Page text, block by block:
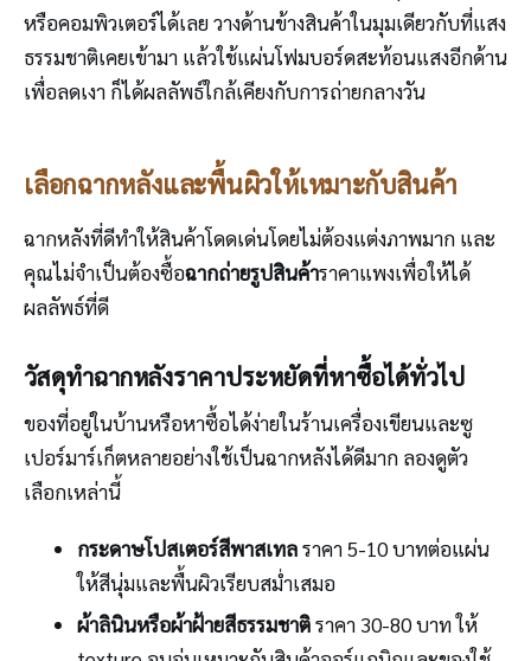
หรือคอมพิวเตอร์ได้เลย วางด้านข้างสินค้าในมุมเดียวกับที่แสง
ธรรมชาติเคยเข้ามา แล้วใช้แผ่นโฟมบอร์ดสะท้อนแสงอีกด้าน
เพื่อลดเงา ก็ได้ผลลัพธ์ใกล้เคียงกับการถ่ายกลางวัน
เลือกฉากหลังและพื้นผิวให้เหมาะกับสินค้า
ฉากหลังที่ดีทำให้สินค้าโดดเด่นโดยไม่ต้องแต่งภาพมาก และ
คุณไม่จำเป็นต้องซื้อฉากถ่ายรูปสินค้าราคาแพงเพื่อให้ได้
ผลลัพธ์ที่ดี
วัสดุทำฉากหลังราคาประหยัดที่หาซื้อได้ทั่วไป
ของที่อยู่ในบ้านหรือหาซื้อได้ง่ายในร้านเครื่องเขียนและซู
เปอร์มาร์เก็ตหลายอย่างใช้เป็นฉากหลังได้ดีมาก ลองดูตัว
เลือกเหล่านี้
กระดาษโปสเตอร์สีพาสเทลราคา 5-10 บาทต่อแผ่น
ให้สีนุ่มและพื้นผิวเรียบสม่ำเสมอ
ผ้าลินินหรือผ้าฝ้ายสีธรรมชาติราคา 30-80 บาท ให้